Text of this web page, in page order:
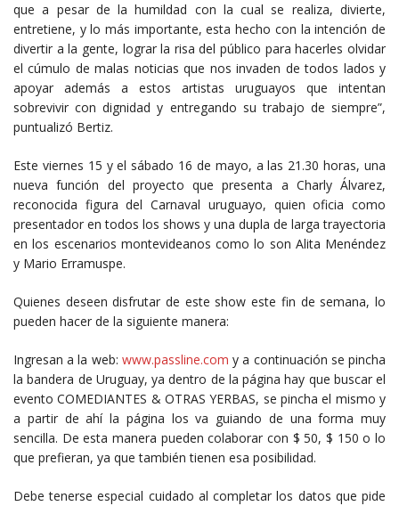
que a pesar de la humildad con la cual se realiza, divierte,
entretiene, y lo más importante, esta hecho con la intención de
divertir a la gente, lograr la risa del público para hacerles olvidar
el cúmulo de malas noticias que nos invaden de todos lados y
apoyar además a estos artistas uruguayos que intentan
sobrevivir con dignidad y entregando su trabajo de siempre”,
puntualizó Bertiz.
Este viernes 15 y el sábado 16 de mayo, a las 21.30 horas, una
nueva función del proyecto que presenta a Charly Álvarez,
reconocida figura del Carnaval uruguayo, quien oficia como
presentador en todos los shows y una dupla de larga trayectoria
en los escenarios montevideanos como lo son Alita Menéndez
y Mario Erramuspe.
Quienes deseen disfrutar de este show este fin de semana, lo
pueden hacer de la siguiente manera:
Ingresan a la web: www.passline.com y a continuación se pincha
la bandera de Uruguay, ya dentro de la página hay que buscar el
evento COMEDIANTES & OTRAS YERBAS, se pincha el mismo y
a partir de ahí la página los va guiando de una forma muy
sencilla. De esta manera pueden colaborar con $ 50, $ 150 o lo
que prefieran, ya que también tienen esa posibilidad.
Debe tenerse especial cuidado al completar los datos que pide